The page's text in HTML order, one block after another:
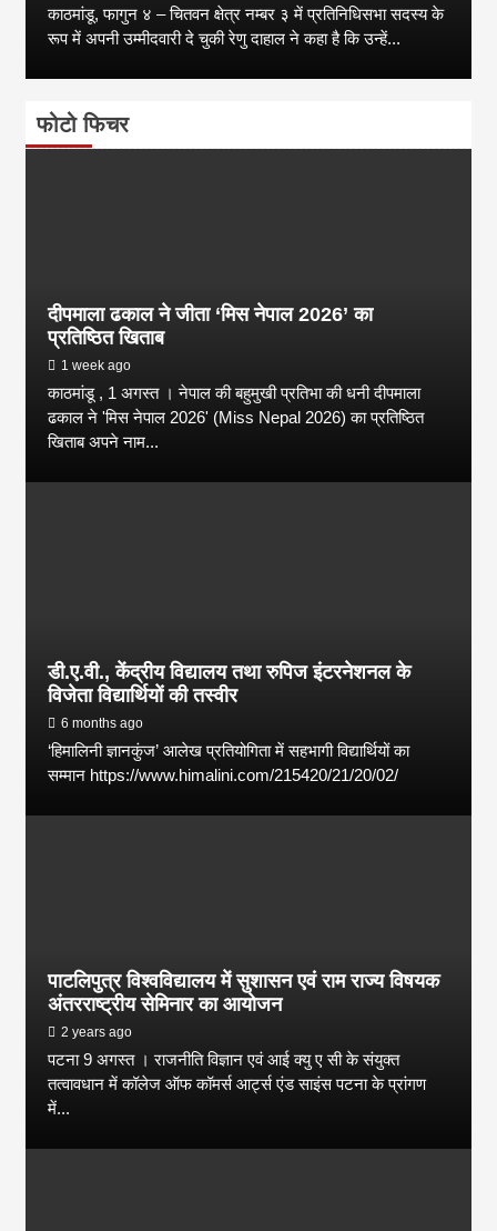
काठमांडू, फागुन ४ – चितवन क्षेत्र नम्बर ३ में प्रतिनिधिसभा सदस्य के
रूप में अपनी उम्मीदवारी दे चुकी रेणु दाहाल ने कहा है कि उन्हें...
फोटो फिचर
दीपमाला ढकाल ने जीता ‘मिस नेपाल 2026’ का
प्रतिष्ठित खिताब
1 week ago
काठमांडू , 1 अगस्त । नेपाल की बहुमुखी प्रतिभा की धनी दीपमाला
ढकाल ने 'मिस नेपाल 2026' (Miss Nepal 2026) का प्रतिष्ठित
खिताब अपने नाम...
डी.ए.वी., केंद्रीय विद्यालय तथा रुपिज इंटरनेशनल के
विजेता विद्यार्थियों की तस्वीर
6 months ago
‘हिमालिनी ज्ञानकुंज’ आलेख प्रतियोगिता में सहभागी विद्यार्थियों का
सम्मान https://www.himalini.com/215420/21/20/02/
पाटलिपुत्र विश्वविद्यालय में सुशासन एवं राम राज्य विषयक
अंतरराष्ट्रीय सेमिनार का आयोजन
2 years ago
पटना 9 अगस्त । राजनीति विज्ञान एवं आई क्यु ए सी के संयुक्त
तत्वावधान में कॉलेज ऑफ कॉमर्स आर्ट्स एंड साइंस पटना के प्रांगण
में...